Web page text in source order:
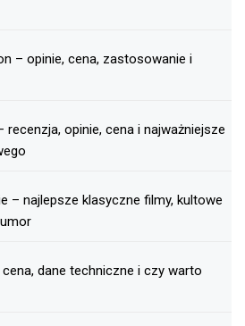
– opinie, cena, zastosowanie i
recenzja, opinie, cena i najważniejsze
– najlepsze klasyczne filmy, kultowe
dane techniczne i czy warto